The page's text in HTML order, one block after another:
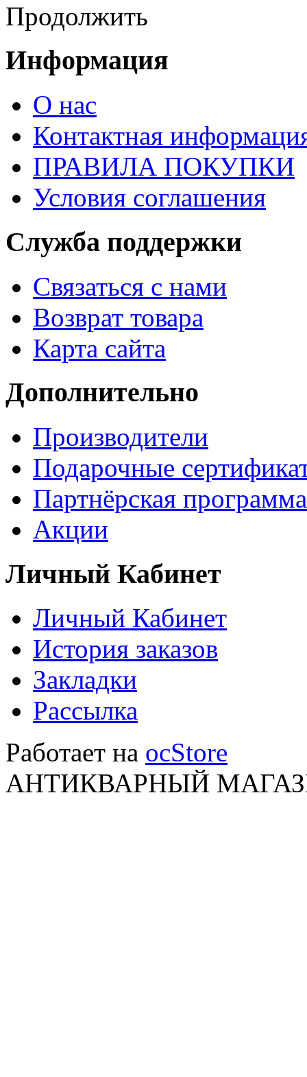
Продолжить
Информация
О нас
Контактная
ПРАВИЛА ПОКУПКИ
Условия соглашения
Служба поддержки
Связаться с нами
Возврат товара
Карта сайта
Дополнительно
Производители
Подарочные
Партнёрская программа
Акции
Личный Кабинет
Личный Кабинет
История заказов
Закладки
Рассылка
Работает на ocStore
АНТИКВАРНЫЙ